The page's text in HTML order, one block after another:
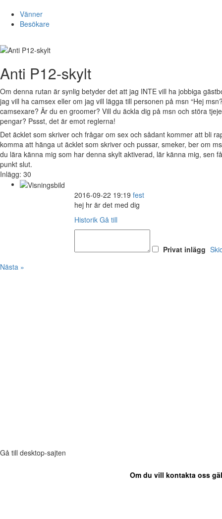
Vänner
Besökare
Anti P12-skylt
Om denna rutan är synlig betyder det att jag INTE vill ha jobbiga
jag vill ha camsex eller om jag vill lägga till personen på msn “Hej
camsexare? Är du en groomer? Vill du äckla dig på msn och störa
pengar? Pssst, det är emot reglerna!
Det äcklet som skriver och frågar om sex och sådant kommer att bli
komma att hänga ut äcklet som skriver och pussar, smeker, ber om
du lära känna mig som har denna skylt aktiverad, lär känna mig,
punkt slut.
Inlägg: 30
2016-09-22 19:19 fest
hej hr är det med dig
Historik Gå till
Privat inlägg
Nästa »
Gå till desktop-sajten
Om du vill kontakta oss